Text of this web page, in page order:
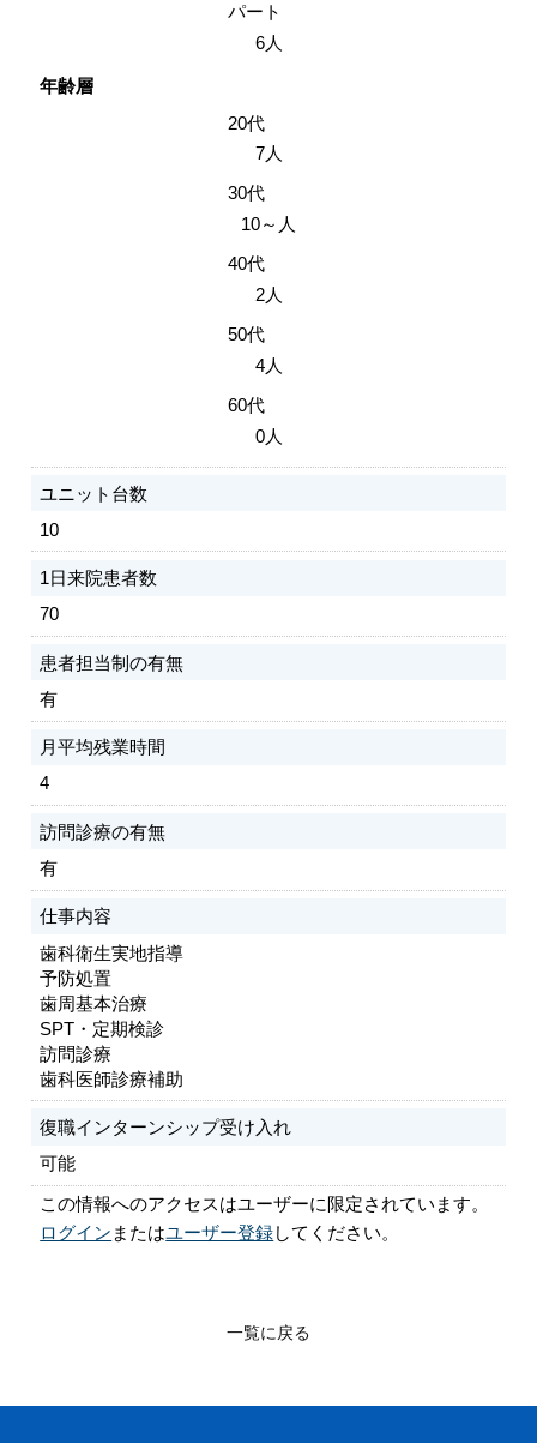
パート
6人
年齢層
20代
7人
30代
10～人
40代
2人
50代
4人
60代
0人
ユニット台数
10
1日来院患者数
70
患者担当制の有無
有
月平均残業時間
4
訪問診療の有無
有
仕事内容
歯科衛生実地指導
予防処置
歯周基本治療
SPT・定期検診
訪問診療
歯科医師診療補助
復職インターンシップ受け入れ
可能
この情報へのアクセスはユーザーに限定されています。
ログイン またはユーザー登録してください。
一覧に戻る